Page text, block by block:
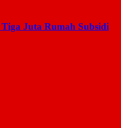
Juta Rumah Subsidi